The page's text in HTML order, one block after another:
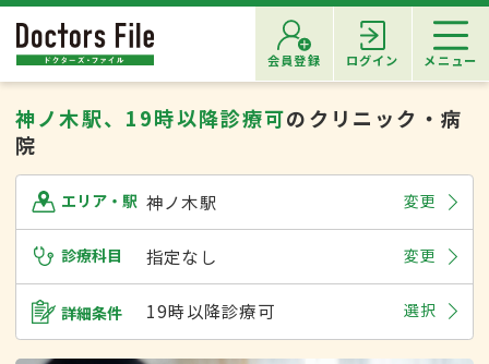
会員登録 ログイン メニュー
神ノ木駅、19時以降診療可のクリニック・病
院
エリア・駅 神ノ木駅 変更
診療科目 指定なし 変更
詳細条件 19時以降診療可 選択